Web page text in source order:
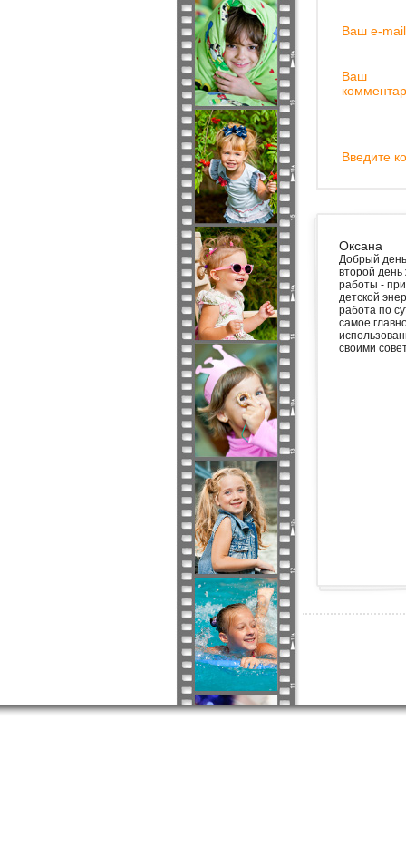
Ваш e-
Ваш
Введите
Оксана
Добрый
второй
работы -
детской
работа по
самое
своими